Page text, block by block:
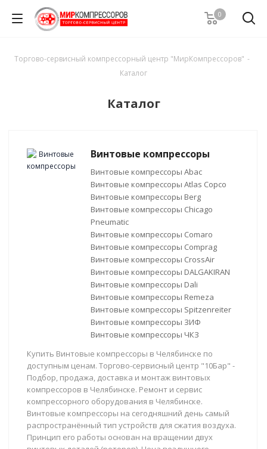
0
Торгово-сервисный компрессорный центр "МирКомпрессоров" -
Каталог
Каталог
Винтовые компрессоры
Винтовые компрессоры Abac
Винтовые компрессоры Atlas Copco
Винтовые компрессоры Berg
Винтовые компрессоры Chicago
Pneumatic
Винтовые компрессоры Comaro
Винтовые компрессоры Comprag
Винтовые компрессоры CrossAir
Винтовые компрессоры DALGAKIRAN
Винтовые компрессоры Dali
Винтовые компрессоры Remeza
Винтовые компрессоры Spitzenreiter
Винтовые компрессоры ЗИФ
Винтовые компрессоры ЧКЗ
Купить Винтовые компрессоры в Челябинске по
доступным ценам. Торгово-сервисный центр "10Бар" -
Подбор, продажа, доставка и монтаж винтовых
компрессоров в Челябинске. Ремонт и сервис
компрессорного оборудования в Челябинске.
Винтовые компрессоры на сегодняшний день самый
распространённый тип устройств для сжатия воздуха.
Принцип его работы основан на вращении двух